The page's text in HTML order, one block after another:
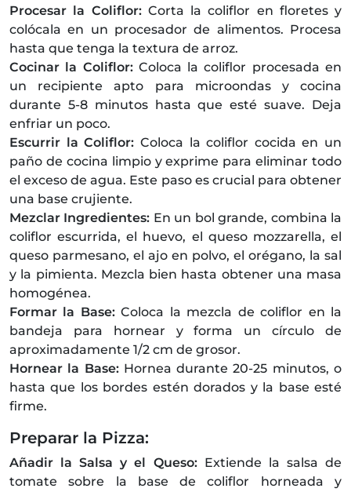
Procesar la Coliflor: Corta la coliflor en floretes y
colócala en un procesador de alimentos. Procesa
hasta que tenga la textura de arroz.
Cocinar la Coliflor: Coloca la coliflor procesada en
un recipiente apto para microondas y cocina
durante 5-8 minutos hasta que esté suave. Deja
enfriar un poco.
Escurrir la Coliflor: Coloca la coliflor cocida en un
paño de cocina limpio y exprime para eliminar todo
el exceso de agua. Este paso es crucial para obtener
una base crujiente.
Mezclar Ingredientes: En un bol grande, combina la
coliflor escurrida, el huevo, el queso mozzarella, el
queso parmesano, el ajo en polvo, el orégano, la sal
y la pimienta. Mezcla bien hasta obtener una masa
homogénea.
Formar la Base:Coloca la mezcla de coliflor en la
bandeja para hornear y forma un círculo de
aproximadamente 1/2 cm de grosor.
Hornear la Base:Hornea durante 20-25 minutos, o
hasta que los bordes estén dorados y la base esté
firme.
Preparar la Pizza:
Añadir la Salsa y el Queso:Extiende la salsa de
tomate sobre la base de coliflor horneada y